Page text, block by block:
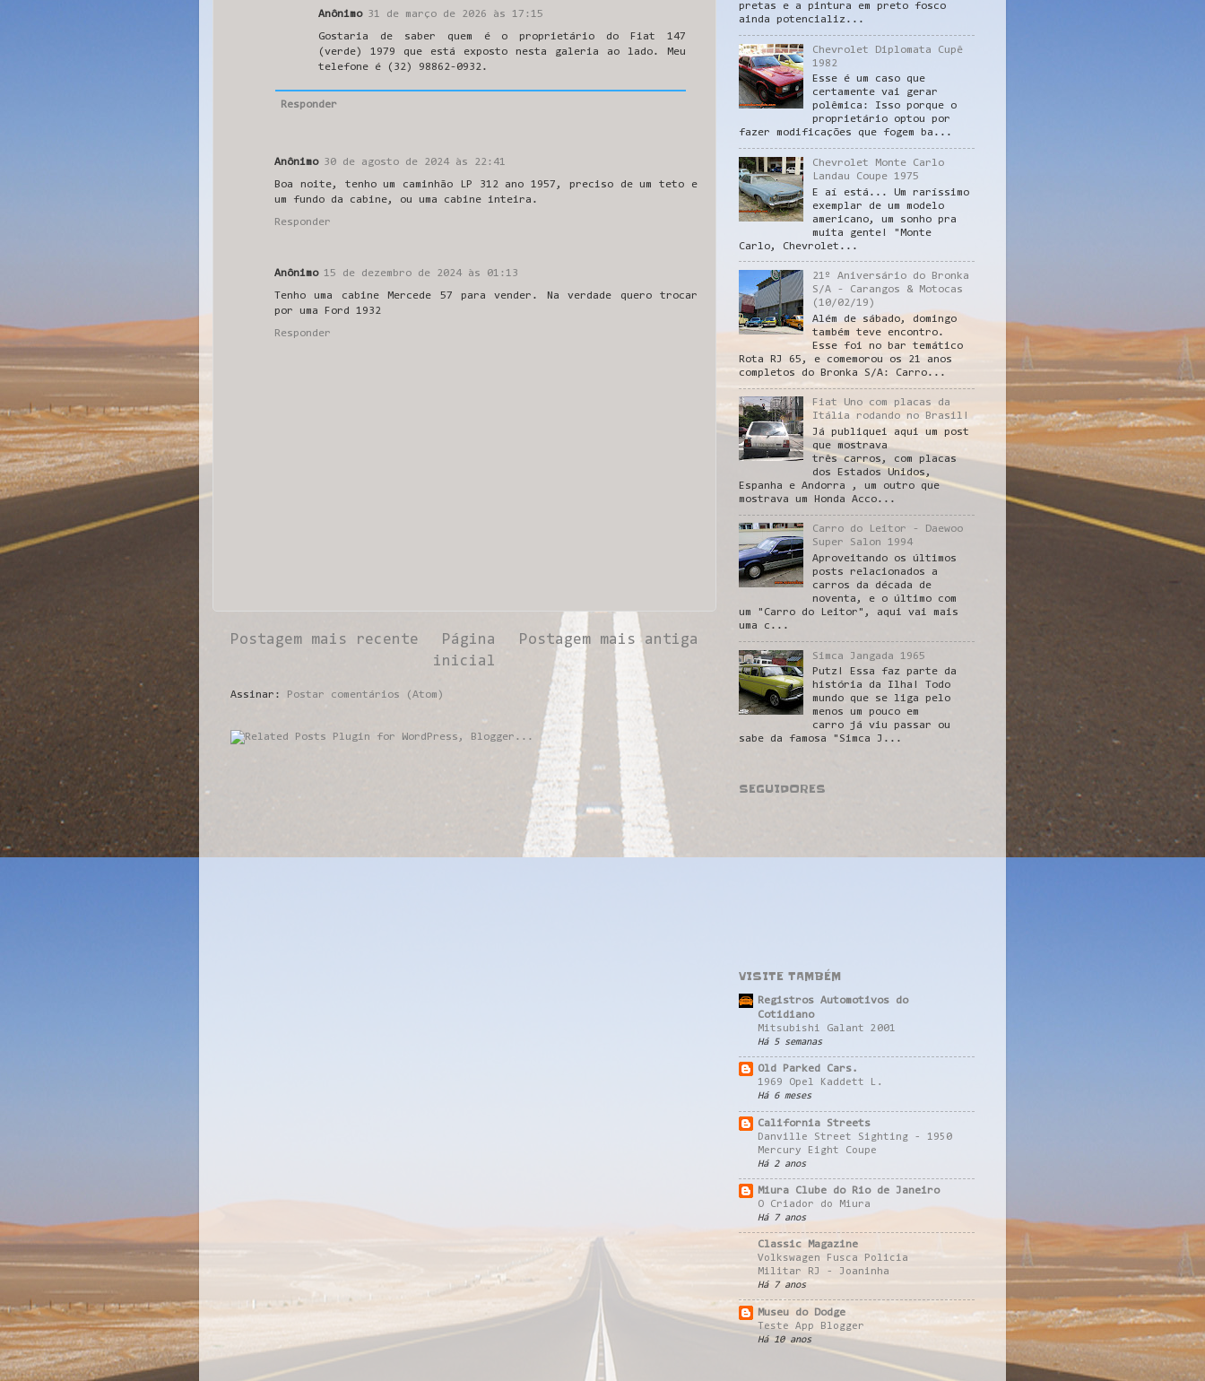
Anônimo 31 de março de 2026 às 17:15
Gostaria de saber quem é o proprietário do Fiat 147
(verde) 1979 que está exposto nesta galeria ao lado. Meu
telefone é (32) 98862-0932.
Responder
Anônimo 30 de agosto de 2024 às 22:41
Boa noite, tenho um caminhão LP 312 ano 1957, preciso de um teto e
um fundo da cabine, ou uma cabine inteira.
Responder
Anônimo 15 de dezembro de 2024 às 01:13
Tenho uma cabine Mercede 57 para vender. Na verdade quero trocar
por uma Ford 1932
Responder
Postagem mais recente Postagem mais antiga
Página
inicial
Assinar: Postar comentários (Atom)
pretas e a pintura em preto fosco
ainda potencializ...
Chevrolet Diplomata Cupê
1982
Esse é um caso que
certamente vai gerar
polêmica: Isso porque o
proprietário optou por
fazer modificações que fogem ba...
Chevrolet Monte Carlo
Landau Coupe 1975
E aí está... Um raríssimo
exemplar de um modelo
americano, um sonho pra
muita gente! "Monte
Carlo, Chevrolet...
21º Aniversário do Bronka
S/A - Carangos & Motocas
(10/02/19)
Além de sábado, domingo
também teve encontro.
Esse foi no bar temático
Rota RJ 65, e comemorou os 21 anos
completos do Bronka S/A: Carro...
Fiat Uno com placas da
Itália rodando no Brasil!
Já publiquei aqui um post
que mostrava
três carros, com placas
dos Estados Unidos,
Espanha e Andorra , um outro que
mostrava um Honda Acco...
Carro do Leitor - Daewoo
Super Salon 1994
Aproveitando os últimos
posts relacionados a
carros da década de
noventa, e o último com
um "Carro do Leitor", aqui vai mais
uma c...
Simca Jangada 1965
Putz! Essa faz parte da
história da Ilha! Todo
mundo que se liga pelo
menos um pouco em
carro já viu passar ou
sabe da famosa "Simca J...
SEGUIDORES
VISITE TAMBÉM
Registros Automotivos do
Cotidiano
Mitsubishi Galant 2001
Há 5 semanas
Old Parked Cars.
1969 Opel Kaddett L.
Há 6 meses
California Streets
Danville Street Sighting - 1950
Mercury Eight Coupe
Há 2 anos
Miura Clube do Rio de Janeiro
O Criador do Miura
Há 7 anos
Classic Magazine
Volkswagen Fusca Policia
Militar RJ - Joaninha
Há 7 anos
Museu do Dodge
Teste App Blogger
Há 10 anos